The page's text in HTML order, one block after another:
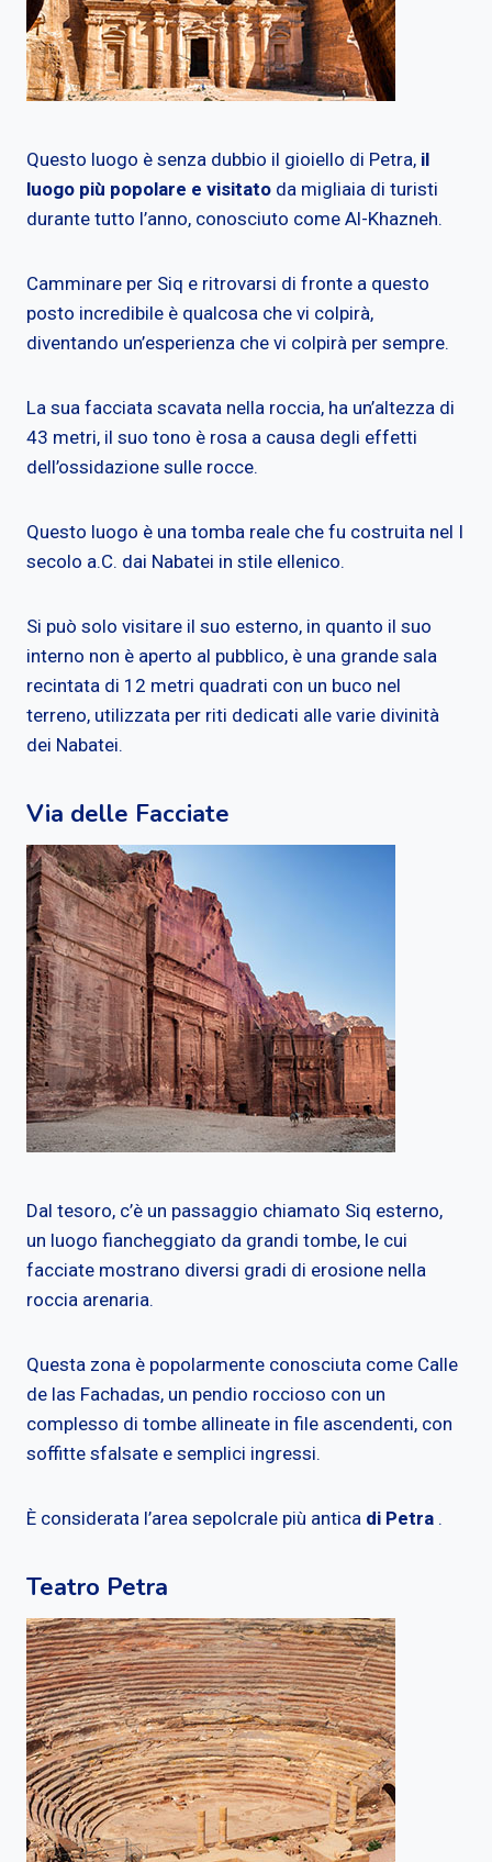
Questo luogo è senza dubbio il gioiello di Petra, il
luogo più popolare e visitato da migliaia di turisti
durante tutto l’anno, conosciuto come Al-Khazneh.
Camminare per Siq e ritrovarsi di fronte a questo
posto incredibile è qualcosa che vi colpirà,
diventando un’esperienza che vi colpirà per sempre.
La sua facciata scavata nella roccia, ha un’altezza di
43 metri, il suo tono è rosa a causa degli effetti
dell’ossidazione sulle rocce.
Questo luogo è una tomba reale che fu costruita nel I
secolo a.C. dai Nabatei in stile ellenico.
Si può solo visitare il suo esterno, in quanto il suo
interno non è aperto al pubblico, è una grande sala
recintata di 12 metri quadrati con un buco nel
terreno, utilizzata per riti dedicati alle varie divinità
dei Nabatei.
Via delle Facciate
Dal tesoro, c’è un passaggio chiamato Siq esterno,
un luogo fiancheggiato da grandi tombe, le cui
facciate mostrano diversi gradi di erosione nella
roccia arenaria.
Questa zona è popolarmente conosciuta come Calle
de las Fachadas, un pendio roccioso con un
complesso di tombe allineate in file ascendenti, con
soffitte sfalsate e semplici ingressi.
È considerata l’area sepolcrale più antica di Petra .
Teatro Petra